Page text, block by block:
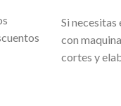
Si
con
cortes y